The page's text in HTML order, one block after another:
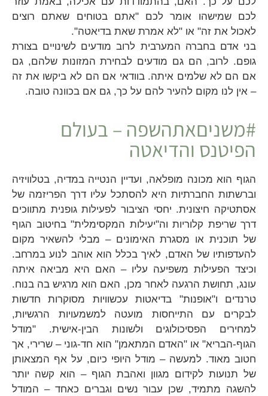
לכם שמישהו אומר לכם "אתם בטוחים שאתם רוצים
לאכול את זה" או "לא אמרת שאת בדיאטה".
בני אדם בחברה המערבית לרוב מודעים לשינויים בצורת
גופם. לרוב, הם גם מודעים לבחירת המזונות שלהם, גם
אם הם לא שלמים איתה. בוודאי אם הם לא ביקשו את זה
– אין לנו מקום להעיר להם על כך, גם אם בכוונה טובה.
#משניםאתהשפה – בעולם
הפיטנס והדיאטה
הגוף הוא מכונה מופלאה, ועדיין הנטייה במדיה, בטלוויזיה
וברשתות החברתיות היא להסתכל עליו דרך הפריזמה של
אסתטיקה חיצונית. יחסי הציבור לפעילות גופנית מתווכים
דרך שריפת קלוריות וה"יעילות המקסימלית" בחיטוב הגוף
של תוכנית או מסגרת האימונים – מבלי להשאיר מקום
להעדפותיו של האדם, לאיך בכלל הוא אוהב לנוע במרחב.
וכיצד הפעילות משפיעה עליו – האם היא מביאה איתה
עונג, תחושת הרגעה לאחר מכן, האם הוא מרגיש בה בנוח.
טרנדים ו"אופנות" בדיאטות עכשוויות מסוקרות חדשות
לבקרים עם התייחסות מועטה למשמעויות הרגשיות,
למחירים הפסיכולוגים ולשונות הבין-אישית. "מודל
הגוף-הבריא" או "האדם המתאמן" הוא חד-גוני – שרירי, אך
חטוב מאוד. למעשה – מודל היופי כיום, על אף המצאותן
של תנועות לקידום מגוון ואהבת הגוף – הוא קשה יותר
להשגה מתמיד, שכן עבור נשים וגברים כאחד – המודל